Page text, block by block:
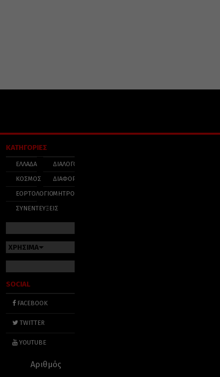
ΚΑΤΗΓΟΡΙΕΣ
ΕΛΛΑΔΑ
ΚΟΣΜΟΣ
ΕΟΡΤΟΛΟΓΙΟ
ΣΥΝΕΝΤΕΥΞΕΙΣ
ΔΙΑΛΟΓΟΣ
ΔΙΑΦΟΡΑ
ΜΗΤΡΟΠΟΛΕΙΣ
ΧΡΗΣΙΜΑ
SOCIAL
FACEBOOK
TWITTER
YOUTUBE
Αριθμός